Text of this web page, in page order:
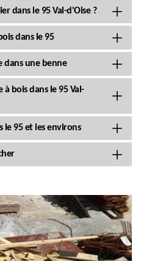
dans le 95 Val-d'Oise ?
dans le 95
dans une benne
bois dans le 95 Val-
le 95 et les environs